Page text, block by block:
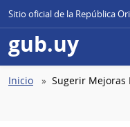
Sitio oficial de la República
gub.uy
Ruta
Inicio Sugerir Mejoras